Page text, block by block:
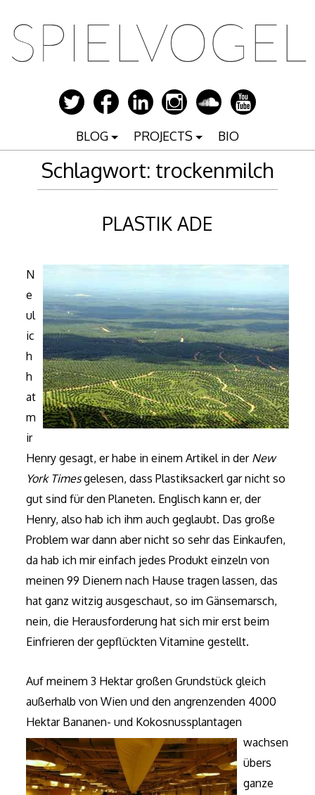
Inhalt
springen
BLOG PROJECTS BIO
Schlagwort: trockenmilch
PLASTIK ADE
N
e
ul
ic
h
h
at
m
ir
Henry gesagt, er habe in einem Artikel in der New
York Timesgelesen, dass Plastiksackerl gar nicht so
gut sind für den Planeten. Englisch kann er, der
Henry, also hab ich ihm auch geglaubt. Das große
Problem war dann aber nicht so sehr das Einkaufen,
da hab ich mir einfach jedes Produkt einzeln von
meinen 99 Dienern nach Hause tragen lassen, das
hat ganz witzig ausgeschaut, so im Gänsemarsch,
nein, die Herausforderung hat sich mir erst beim
Einfrieren der gepflückten Vitamine gestellt.
Auf meinem 3 Hektar großen Grundstück gleich
außerhalb von Wien und den angrenzenden 4000
Hektar Bananen- und Kokosnussplantagen
wachsen
übers
ganze